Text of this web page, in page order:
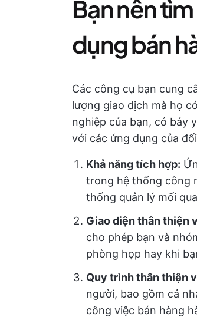
Bạn nên
dụng bán
Các công cụ bạn cung
lượng giao dịch mà họ
nghiệp của bạn, có bảy
với các ứng dụng của
Khả năng tích hợp:
trong hệ thống công
thống quản lý mối
Giao diện thân thiện
cho phép bạn và
phòng họp hay khi
Quy trình thân thiện
người, bao gồm cả
công việc bán hàng